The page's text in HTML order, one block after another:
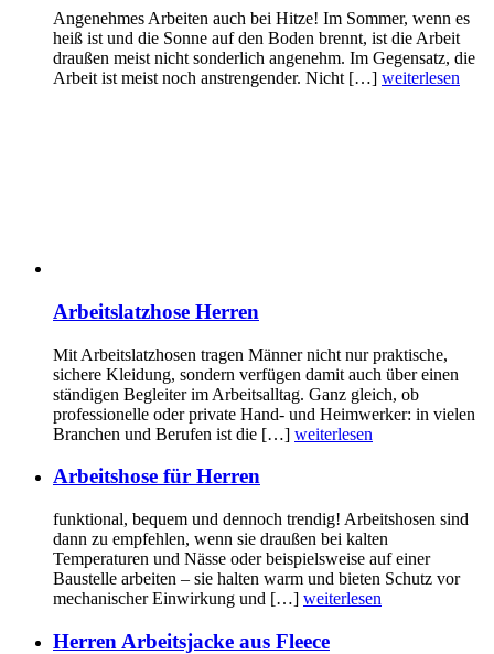
Angenehmes Arbeiten auch bei Hitze! Im Sommer, wenn es
heiß ist und die Sonne auf den Boden brennt, ist die Arbeit
draußen meist nicht sonderlich angenehm. Im Gegensatz, die
Arbeit ist meist noch anstrengender. Nicht […] weiterlesen
Arbeitslatzhose Herren
Mit Arbeitslatzhosen tragen Männer nicht nur praktische,
sichere Kleidung, sondern verfügen damit auch über einen
ständigen Begleiter im Arbeitsalltag. Ganz gleich, ob
professionelle oder private Hand- und Heimwerker: in vielen
Branchen und Berufen ist die […] weiterlesen
Arbeitshose für Herren
funktional, bequem und dennoch trendig! Arbeitshosen sind
dann zu empfehlen, wenn sie draußen bei kalten
Temperaturen und Nässe oder beispielsweise auf einer
Baustelle arbeiten – sie halten warm und bieten Schutz vor
mechanischer Einwirkung und […] weiterlesen
Herren Arbeitsjacke aus Fleece